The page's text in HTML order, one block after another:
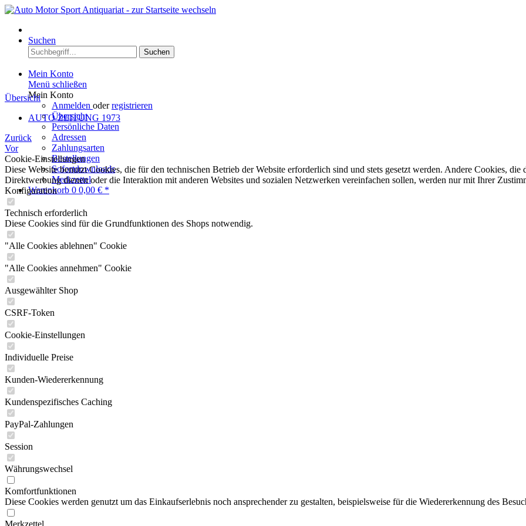
Suchen
Suchen
Mein Konto
Menü schließen
Mein Konto
Anmelden oderregistrieren
Übersicht
Persönliche Daten
Adressen
Zahlungsarten
Bestellungen
Sofortdownloads
Merkzettel
Warenkorb 0 0,00 € *
Übersicht
AUTO ZEITUNG 1973
Zurück
Vor
Cookie-Einstellungen
Diese Website benutzt Cookies, die für den technischen Betrieb der Website erforderlich sind und stets gesetzt werden. Andere Cookies,
Direktwerbung dienen oder die Interaktion mit anderen Websites und sozialen Netzwerken vereinfachen sollen, werden nur mit Ihrer
Konfiguration
Technisch erforderlich
Diese Cookies sind für die Grundfunktionen des Shops notwendig.
"Alle Cookies ablehnen" Cookie
"Alle Cookies annehmen" Cookie
Ausgewählter Shop
CSRF-Token
Cookie-Einstellungen
Individuelle Preise
Kunden-Wiedererkennung
Kundenspezifisches Caching
PayPal-Zahlungen
Session
Währungswechsel
Komfortfunktionen
Diese Cookies werden genutzt um das Einkaufserlebnis noch ansprechender zu gestalten, beispielsweise für die Wiedererkennung des
Merkzettel